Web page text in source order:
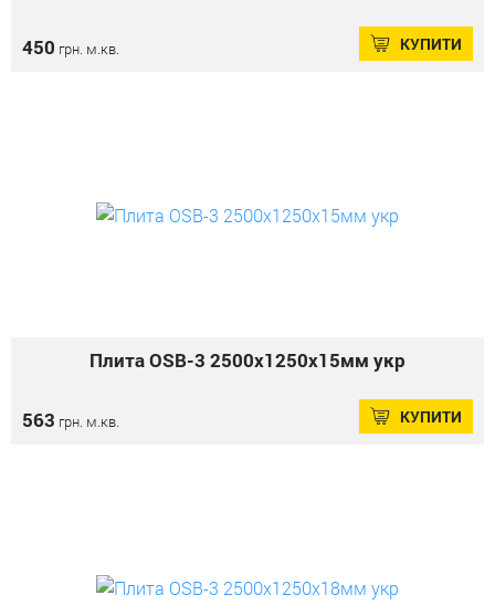
450 грн. м.кв. КУПИТИ
Плита OSB-3 2500х1250х15мм укр
563 грн. м.кв. КУПИТИ